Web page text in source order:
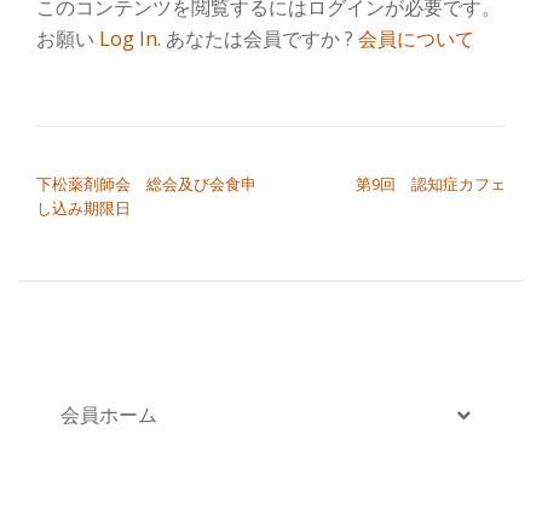
え
このコンテンツを閲覧するにはログインが必要です。
お願い Log In. あなたは会員ですか ? 会員について
下松薬剤師会 総会及び会食申
し込み期限日
第9回 認知症カフェ
会員ホーム